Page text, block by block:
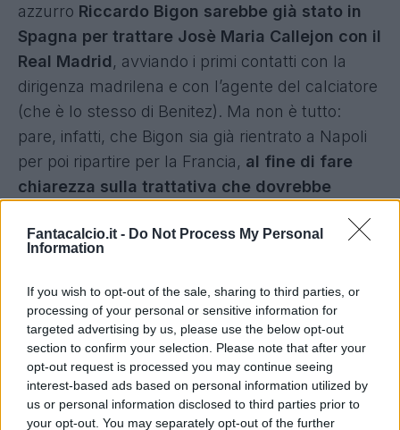
Fantacalcio.it - Do Not Process My Personal
Information
If you wish to opt-out of the sale, sharing to third parties, or
processing of your personal or sensitive information for
targeted advertising by us, please use the below opt-out
section to confirm your selection. Please note that after your
opt-out request is processed you may continue seeing
interest-based ads based on personal information utilized by
us or personal information disclosed to third parties prior to
your opt-out. You may separately opt-out of the further
azzurro Riccardo Bigon sarebbe già stato in
Spagna per trattare Josè Maria Callejon con il
Real Madrid, avviando i primi contatti con la
dirigenza madrilena e con l’agente del calciatore
(che è lo stesso di Benitez). Ma non è tutto:
pare, infatti, che Bigon sia già rientrato a Napoli
per poi ripartire per la Francia, al fine di fare
chiarezza sulla trattativa che dovrebbe
sbirciare in casa del Psv Eindhoven: ora ad
attirare l’attenzione della società azzurra
sarebbe il centrocampista Strootman.
Il giocatore è richiesto da molti club, tra cui
anche il Milan e il Manchester United, ma il Psv
non vorrebbe smantellare la propria squadra,